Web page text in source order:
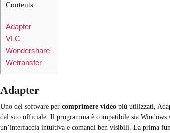
Contents
Adapter
VLC
Wondershare
Wetransfer
Adapter
Uno dei software percomprimere video più utilizzati,
dal sito ufficiale. Il programma è compatibile sia Windows
un’interfaccia intuitiva e comandi ben visibili. La prima